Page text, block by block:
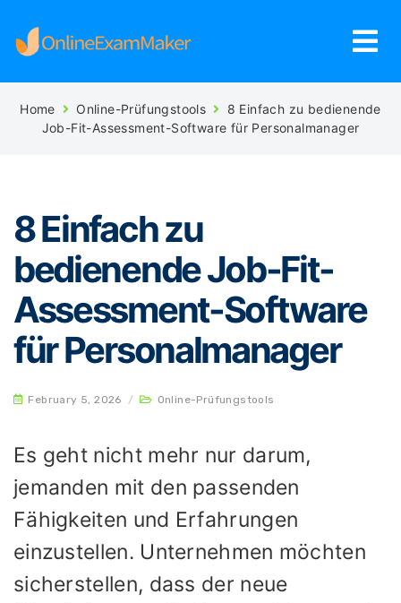
Home Online-Prüfungstools
8 Einfach zu bedienende
Job-Fit-Assessment-Software für Personalmanager
8 Einfach zu
bedienende Job-Fit-
Assessment-Software
für Personalmanager
February 5, 2026 / Online-Prüfungstools
Es geht nicht mehr nur darum,
jemanden mit den passenden
Fähigkeiten und Erfahrungen
einzustellen. Unternehmen möchten
sicherstellen, dass der neue